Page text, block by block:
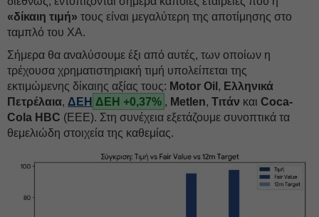
«δίκαιη τιμή» τους είναι μεγαλύτερη της αποτίμησης στο
ταμπλό του ΧΑ.
Σήμερα θα αναλύσουμε έξι από αυτές, των οποίων η
τρέχουσα χρηματιστηριακή τιμή υπολείπεται της
εκτιμώμενης δίκαιης αξίας τους: Motor Oil , Ελληνικά
Πετρέλαια, ΔΕΗ ΔΕΗ +0,37% , Metlen, Τιτάν και Coca-
Cola HBC (ΕΕΕ). Στη συνέχεια εξετάζουμε συνοπτικά τα
θεμελιώδη στοιχεία της καθεμίας.